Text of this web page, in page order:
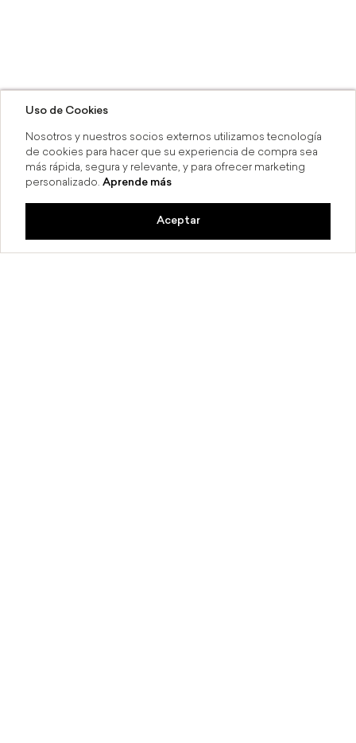
Uso de Cookies
Nosotros y nuestros socios externos utilizamos tecnología
de cookies para hacer que su experiencia de compra sea
más rápida, segura y relevante, y para ofrecer marketing
personalizado. Aprende más
Aceptar
6 MSI Compra en línea y recoge en